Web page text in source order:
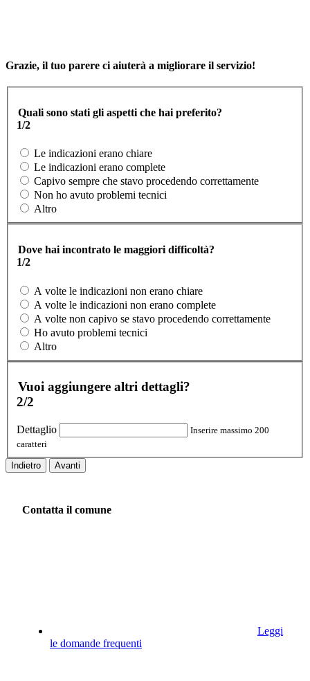
Grazie, il tuo parere ci aiuterà a migliorare il servizio!
Quali sono stati gli aspetti che hai preferito?
1/2
Le indicazioni erano chiare
Le indicazioni erano complete
Capivo sempre che stavo procedendo correttamente
Non ho avuto problemi tecnici
Altro
Dove hai incontrato le maggiori difficoltà?
1/2
A volte le indicazioni non erano chiare
A volte le indicazioni non erano complete
A volte non capivo se stavo procedendo correttamente
Ho avuto problemi tecnici
Altro
Vuoi aggiungere altri dettagli?
2/2
Dettaglio
Inserire massimo 200
caratteri
Indietro Avanti
Contatta il comune
Leggi
le domande frequenti